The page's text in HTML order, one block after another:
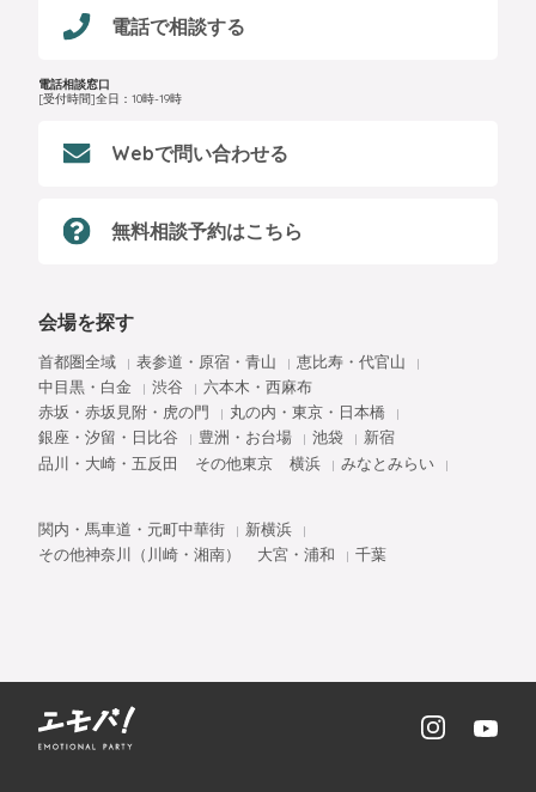
電話で相談する
電話相談窓口
[受付時間]全日：10時-19時
Webで問い合わせる
無料相談予約はこちら
会場を探す
首都圏全域 表参道・原宿・青山
恵比寿・代官山
中目黒・白金
渋谷
六本木・西麻布
赤坂・赤坂見附・虎の門
丸の内・東京・日本橋
銀座・汐留・日比谷
豊洲・お台場 池袋
新宿
品川・大崎・五反田
その他東京 横浜 みなとみらい
関内・馬車道・元町中華街
新横浜
その他神奈川（川崎・湘南）
大宮・浦和 千葉